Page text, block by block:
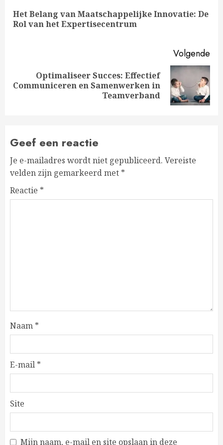
met
lezen
Het Belang van Maatschappelijke Innovatie: De
Rol van het Expertisecentrum
Volgende
Volgende
Optimaliseer Succes: Effectief
Communiceren en Samenwerken in
Teamverband
Geef een reactie
Je e-mailadres wordt niet gepubliceerd. Vereiste
velden zijn gemarkeerd met *
Reactie *
Naam *
E-mail *
Site
Mijn naam, e-mail en site opslaan in deze